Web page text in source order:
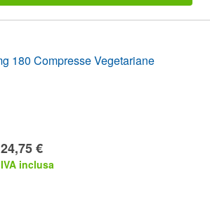
180 Compresse Vegetariane
24,75 €
IVA inclusa